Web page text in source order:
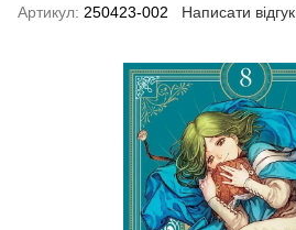
Артикул: 250423-002 Написати відгук